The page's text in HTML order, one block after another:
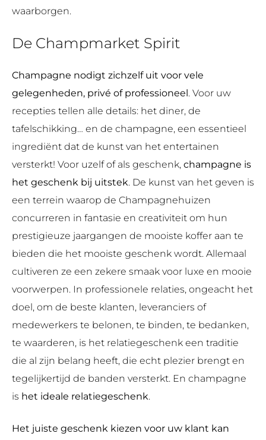
waarborgen.
De Champmarket Spirit
Champagne nodigt zichzelf uit voor vele
gelegenheden, privé of professioneel. Voor uw
recepties tellen alle details: het diner, de
tafelschikking… en de champagne, een essentieel
ingrediënt dat de kunst van het entertainen
versterkt! Voor uzelf of als geschenk, champagne is
het geschenk bij uitstek. De kunst van het geven is
een terrein waarop de Champagnehuizen
concurreren in fantasie en creativiteit om hun
prestigieuze jaargangen de mooiste koffer aan te
bieden die het mooiste geschenk wordt. Allemaal
cultiveren ze een zekere smaak voor luxe en mooie
voorwerpen. In professionele relaties, ongeacht het
doel, om de beste klanten, leveranciers of
medewerkers te belonen, te binden, te bedanken,
te waarderen, is het relatiegeschenk een traditie
die al zijn belang heeft, die echt plezier brengt en
tegelijkertijd de banden versterkt. En champagne
is het ideale relatiegeschenk.
Het juiste geschenk kiezen voor uw klant kan